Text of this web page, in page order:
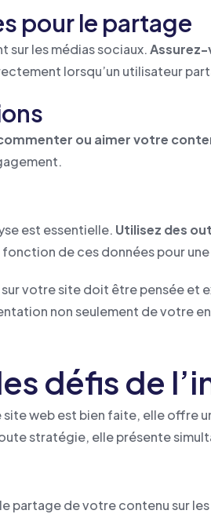
pour le partage
sur les médias sociaux.
lorsqu’un utilisateur
ou aimer votre
est essentielle. Utilisez des
de ces données pour
votre site doit être pensée
non seulement de votre
défis de
site web est bien faite, elle offre
stratégie, elle présente
partage de votre contenu sur